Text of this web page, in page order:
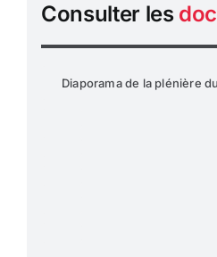
Consulter les
Diaporama de la plénière